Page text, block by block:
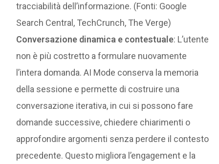
tracciabilità dell’informazione. (Fonti: Google
Search Central, TechCrunch, The Verge)
Conversazione dinamica e contestuale: L’utente
non è più costretto a formulare nuovamente
l’intera domanda. AI Mode conserva la memoria
della sessione e permette di costruire una
conversazione iterativa, in cui si possono fare
domande successive, chiedere chiarimenti o
approfondire argomenti senza perdere il contesto
precedente. Questo migliora l’engagement e la